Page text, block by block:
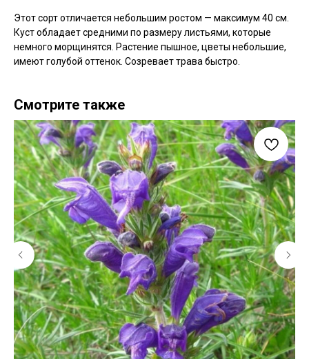
Этот сорт отличается небольшим ростом — максимум 40 см.
Куст обладает средними по размеру листьями, которые
немного морщинятся. Растение пышное, цветы небольшие,
имеют голубой оттенок. Созревает трава быстро.
Смотрите также